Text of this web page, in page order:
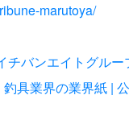
marutoya/
チバンエイトグル
具業界の業界紙 |